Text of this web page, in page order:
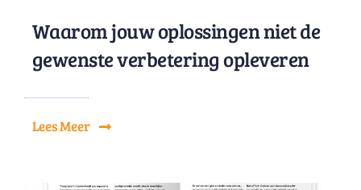
Waarom jouw oplossingen niet de
gewenste verbetering opleveren
Lees Meer